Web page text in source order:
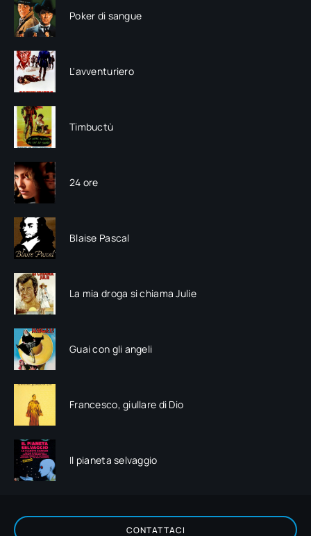
Poker di sangue
L'avventuriero
Timbuctù
24 ore
Blaise Pascal
La mia droga si chiama Julie
Guai con gli angeli
Francesco, giullare di Dio
Il pianeta selvaggio
CONTATTACI